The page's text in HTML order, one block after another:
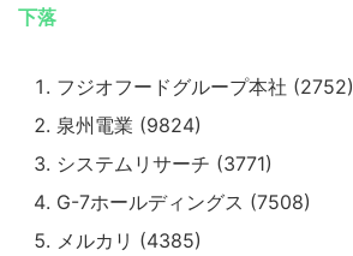
下落
フジオフードグループ本社 (2752)
泉州電業 (9824)
システムリサーチ (3771)
G-7ホールディングス (7508)
メルカリ (4385)